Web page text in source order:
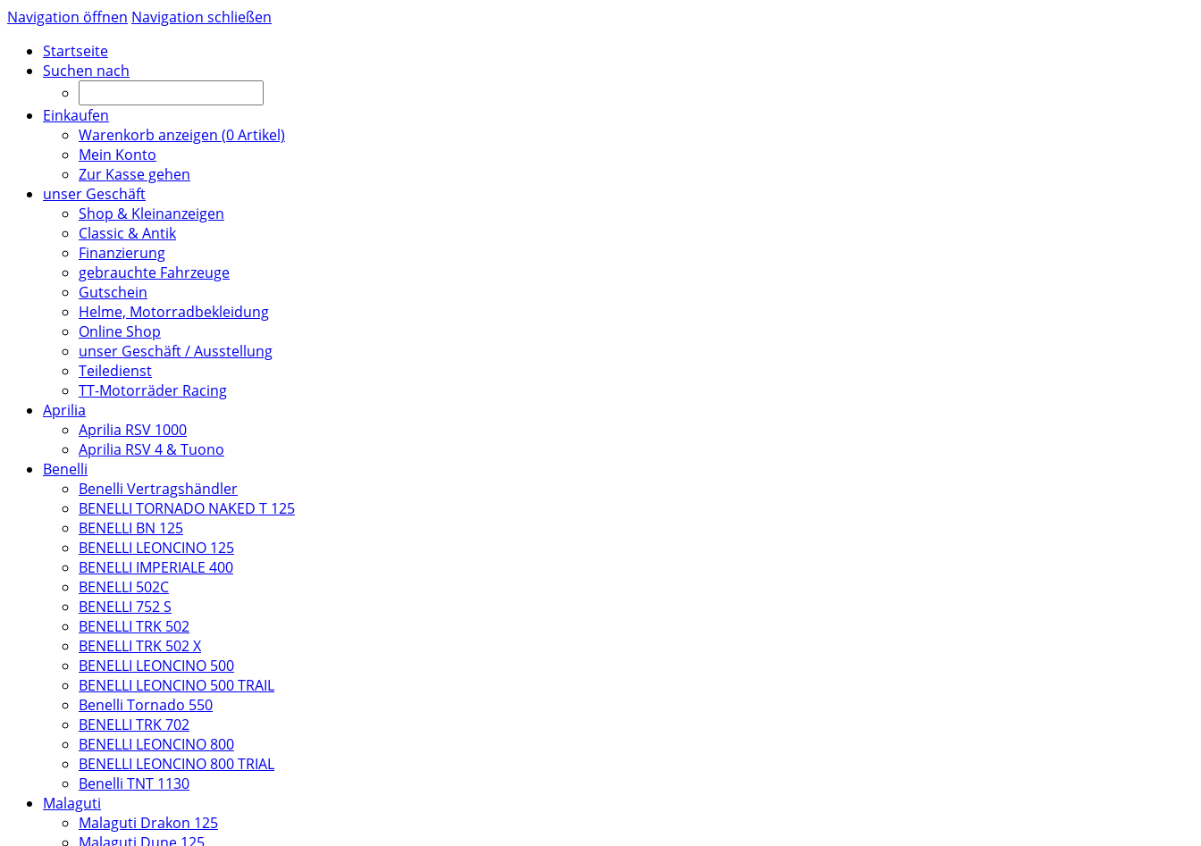
Navigation öffnen Navigation schließen
Startseite
Suchen nach
Einkaufen
Warenkorb anzeigen (0Artikel)
Mein Konto
Zur Kasse gehen
unser Geschäft
Shop & Kleinanzeigen
Classic & Antik
Finanzierung
gebrauchte Fahrzeuge
Gutschein
Helme, Motorradbekleidung
Online Shop
unser Geschäft / Ausstellung
Teiledienst
TT-Motorräder Racing
Aprilia
Aprilia RSV 1000
Aprilia RSV 4 & Tuono
Benelli
Benelli Vertragshändler
BENELLI TORNADO NAKED T 125
BENELLI BN 125
BENELLI LEONCINO 125
BENELLI IMPERIALE 400
BENELLI 502C
BENELLI 752 S
BENELLI TRK 502
BENELLI TRK 502 X
BENELLI LEONCINO 500
BENELLI LEONCINO 500 TRAIL
Benelli Tornado 550
BENELLI TRK 702
BENELLI LEONCINO 800
BENELLI LEONCINO 800 TRIAL
Benelli TNT 1130
Malaguti
Malaguti Drakon 125